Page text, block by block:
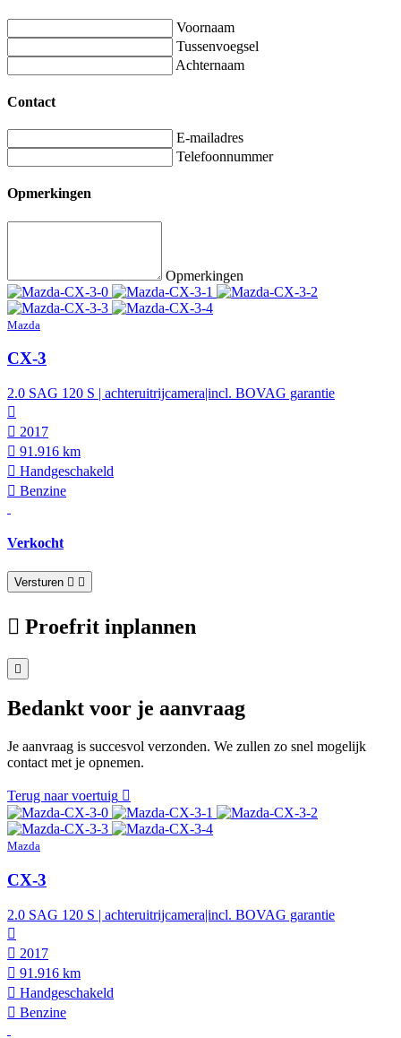
Voornaam
Tussenvoegsel
Achternaam
Contact
E-mailadres
Telefoonnummer
Opmerkingen
Opmerkingen
Mazda
CX-3
2.0 SAG 120 S | achteruitrijcamera|incl. BOVAG garantie
2017
91.916 km
Hand­geschakeld
Benzine
Verkocht
Versturen
Proefrit inplannen
Bedankt voor je aanvraag
Je aanvraag is succesvol verzonden. We zullen zo snel mogelijk
contact met je opnemen.
Terug naar voertuig
Mazda
CX-3
2.0 SAG 120 S | achteruitrijcamera|incl. BOVAG garantie
2017
91.916 km
Hand­geschakeld
Benzine